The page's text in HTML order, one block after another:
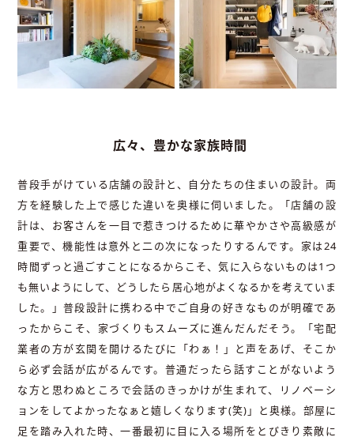
広々、豊かな家族時間
普段手がけている店舗の設計と、自分たちの住まいの設計。両
方を経験した上で感じた違いを奥様に伺いました。「店舗の設
計は、お客さんを一目で惹きつけるために華やかさや高級感が
重要で、機能性は意外と二の次になったりするんです。家は24
時間ずっと過ごすことになるからこそ、気に入らないものは1つ
も無いようにして、どうしたら居心地がよくなるかを考えていま
した。」普段設計に携わる中でご自身の好きなものが明確であ
ったからこそ、家づくりもスムーズに進んだんだそう。「宅配
業者の方が玄関を開けるたびに「わぁ！」と声をあげ、そこか
ら必ず会話が広がるんです。普通だったら話すことがないよう
な方と思わぬところで会話のきっかけが生まれて、リノベーシ
ョンをしてよかったなぁと嬉しくなります(笑)」と奥様。部屋に
足を踏み入れた時、一番最初に目に入る場所をとびきり素敵に